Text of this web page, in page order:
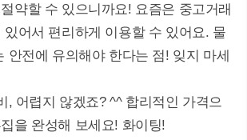
약할 수 있으니까요! 요즘은 중고거래
있어서 편리하게 이용할 수 있어요. 물
안전에 유의해야 한다는 점! 잊지 마세
, 어렵지 않겠죠? ^^ 합리적인 가격으
을 완성해 보세요! 화이팅!